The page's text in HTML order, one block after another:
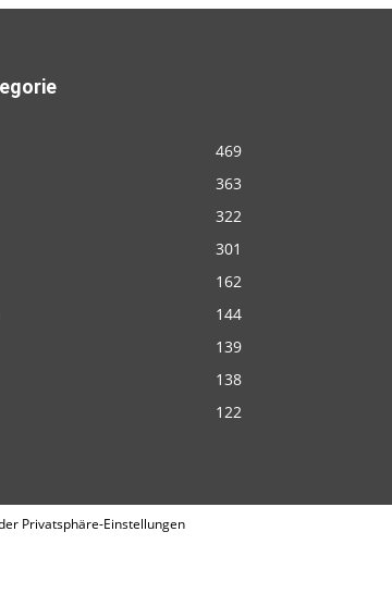
469
363
322
301
162
144
139
138
122
Privatsphäre-Einstellungen